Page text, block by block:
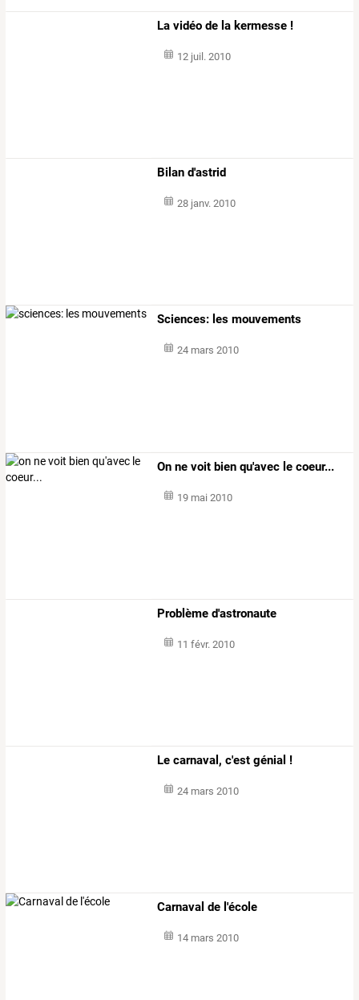
La vidéo de la kermesse !
12 juil. 2010
Bilan d'astrid
28 janv. 2010
Sciences: les mouvements
24 mars 2010
On ne voit bien qu'avec le coeur...
19 mai 2010
Problème d'astronaute
11 févr. 2010
Le carnaval, c'est génial !
24 mars 2010
Carnaval de l'école
14 mars 2010